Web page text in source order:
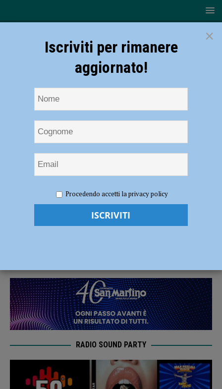
emergenziali antismog
Prorogate sino a mercoledì 19 le misure
RADIO SOUND PARTY
×
Iscriviti per rimanere
aggiornato!
Procedendo accetti la privacy policy